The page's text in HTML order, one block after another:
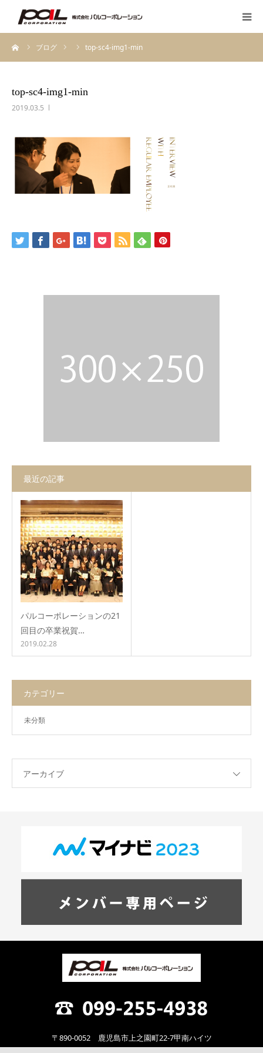
ブログ top-sc4-img1-min
top-sc4-img1-min
2019.03.5
最近の記事
パルコーポレーションの21
回目の卒業祝賀…
2019.02.28
カテゴリー
未分類
アーカイブ
〒890-0052 鹿児島市上之園町22-7甲南ハイツ
HOME
先輩スタッフの声
お客様の声一覧
ブログ